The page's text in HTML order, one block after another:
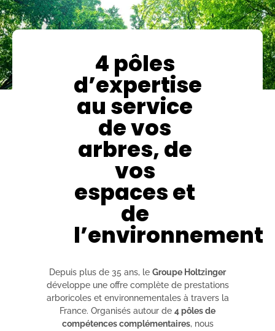
4 pôles
d’expertise
au service
de vos
arbres, de
vos
espaces et
de
l’environnement
Depuis plus de 35 ans, le Groupe Holtzinger
développe une offre complète de prestations
arboricoles et environnementales à travers la
France. Organisés autour de 4 pôles de
compétences complémentaires, nous